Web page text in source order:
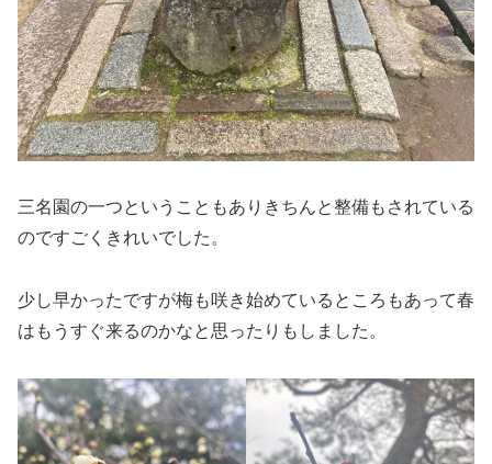
三名園の一つということもありきちんと整備もされている
のですごくきれいでした。
少し早かったですが梅も咲き始めているところもあって春
はもうすぐ来るのかなと思ったりもしました。